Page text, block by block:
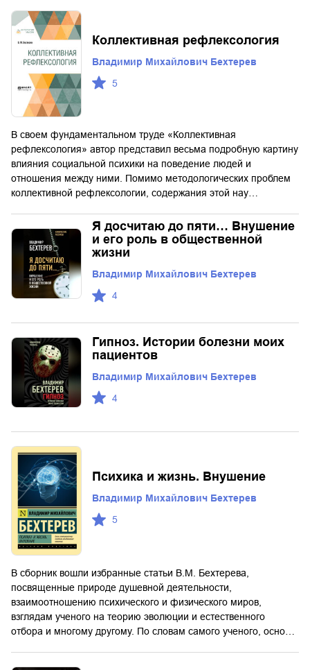
Коллективная рефлексология
Владимир Михайлович Бехтерев
5
В своем фундаментальном труде «Коллективная
рефлексология» автор представил весьма подробную картину
влияния социальной психики на поведение людей и
отношения между ними. Помимо методологических проблем
коллективной рефлексологии, содержания этой нау…
Я досчитаю до пяти… Внушение
и его роль в общественной
жизни
Владимир Михайлович Бехтерев
4
Гипноз. Истории болезни моих
пациентов
Владимир Михайлович Бехтерев
4
Психика и жизнь. Внушение
Владимир Михайлович Бехтерев
5
В сборник вошли избранные статьи В.М. Бехтерева,
посвященные природе душевной деятельности,
взаимоотношению психического и физического миров,
взглядам ученого на теорию эволюции и естественного
отбора и многому другому. По словам самого ученого, осно…